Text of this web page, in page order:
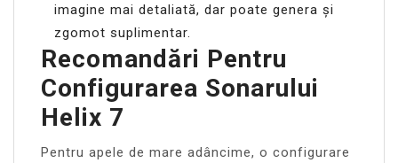
imagine mai detaliată, dar poate genera și
zgomot suplimentar.
Recomandări Pentru
Configurarea Sonarului
Helix 7
Pentru apele de mare adâncime, o configurare